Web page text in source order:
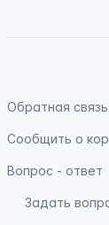
Обратная связь
Сообщить о
Вопрос - ответ
Задать